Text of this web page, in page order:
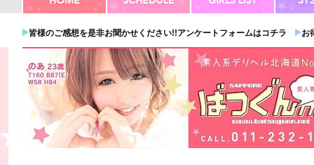
皆様のご感想を是非お聞かせください!!アンケートフォームはコチラ お